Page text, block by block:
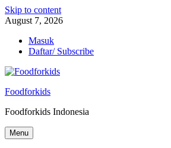
Skip to content
August 7, 2026
Masuk
Daftar/ Subscribe
Foodforkids
Foodforkids Indonesia
Menu